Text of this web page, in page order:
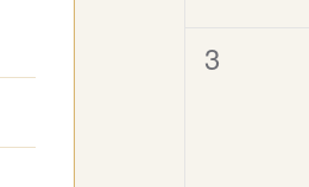
0
3